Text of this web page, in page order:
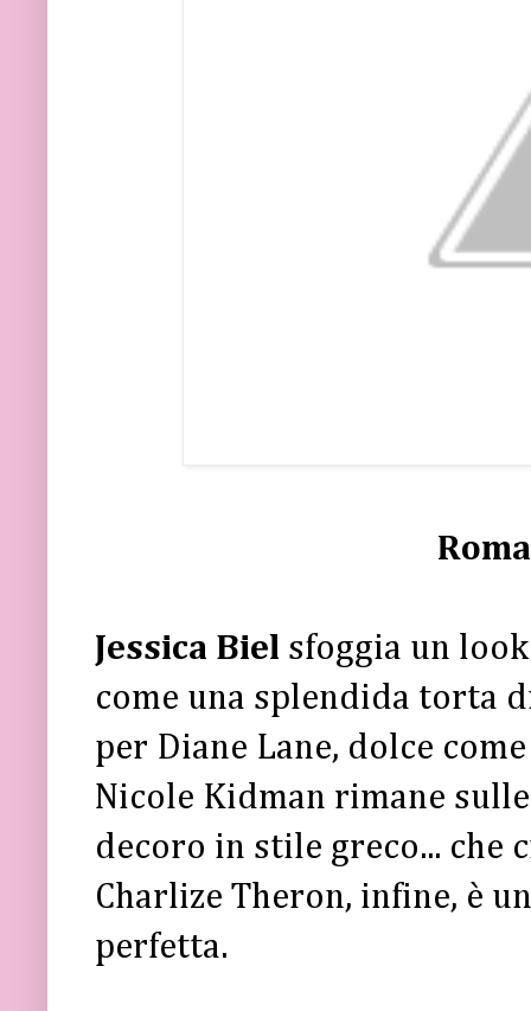
Jessica Biel sfoggia un
come una splendida torta
per Diane Lane, dolce
Nicole Kidman rimane
decoro in stile greco... che
Charlize Theron, infine, è
perfetta.